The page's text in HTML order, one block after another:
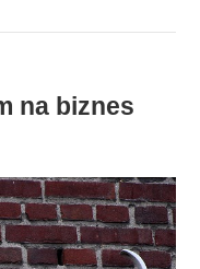
na biznes